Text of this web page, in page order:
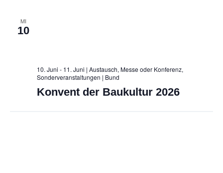
MI
10
10. Juni - 11. Juni | Austausch, Messe oder Konferenz,
Sonderveranstaltungen | Bund
Konvent der Baukultur 2026